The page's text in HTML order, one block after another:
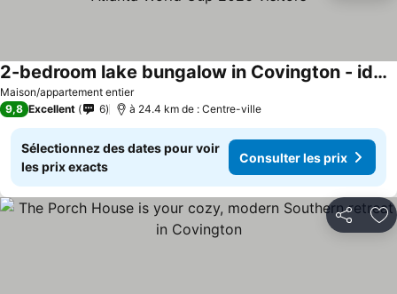
Maison/appartement entier
2-bedroom lake bungalow in Covington - ideal for Atlanta World Cup 2026 visitors
Consulter les prix
9,8 Excellent 6 à 24.4 km de : Centre-ville
Sélectionnez des dates pour voir
les prix exacts
Consulter les prix
Partager